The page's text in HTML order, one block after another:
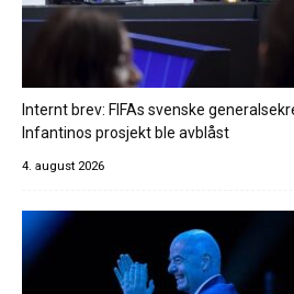
Internt brev: FIFAs svenske
Infantinos prosjekt ble avblåst
4. august 2026